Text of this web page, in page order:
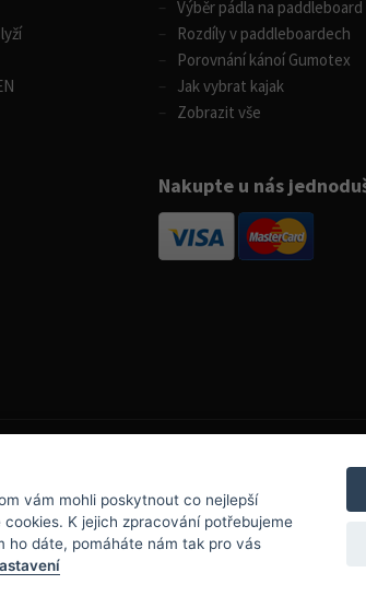
Výběr pádla na paddleboard
Rozdíly v paddleboardech
Porovnání kánoí Gumotex
Jak vybrat kajak
Zobrazit vše
Nakupte u nás
info@boatpark.cz
www.boatpark.cz www.boatpark.eu
vám mohli poskytnout co nejlepší
K jejich zpracování potřebujeme
ho dáte, pomáháte nám tak pro vás